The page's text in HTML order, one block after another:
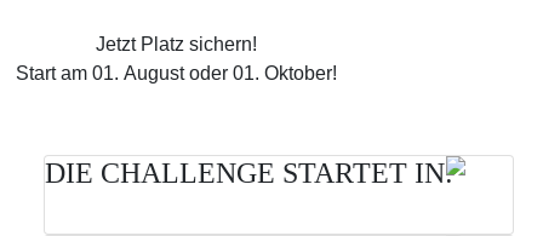
Jetzt Platz sichern!
Start am 01. August oder 01. Oktober!
DIE CHALLENGE STARTET IN: